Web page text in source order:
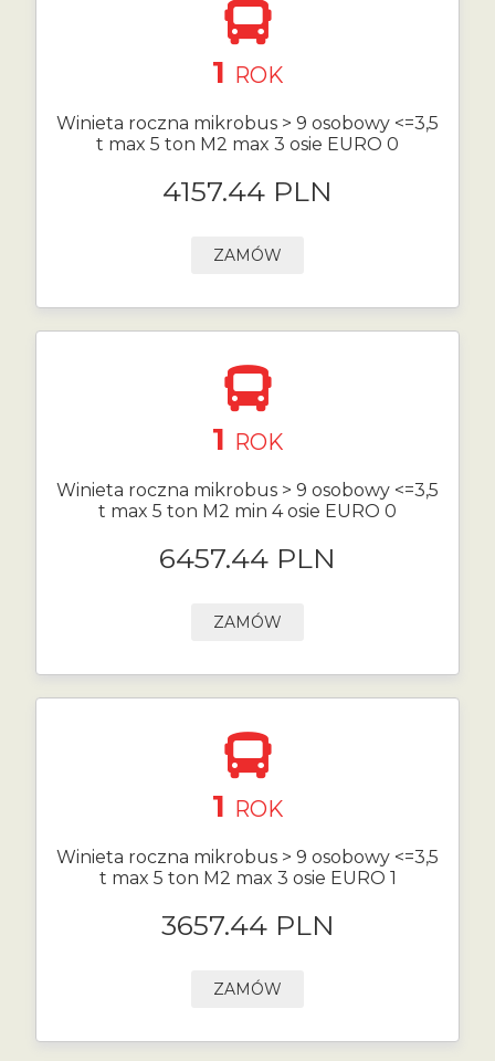
1 ROK
Winieta roczna mikrobus > 9 osobowy <=3,5
t max 5 ton M2 max 3 osie EURO 0
4157.44 PLN
ZAMÓW
1 ROK
Winieta roczna mikrobus > 9 osobowy <=3,5
t max 5 ton M2 min 4 osie EURO 0
6457.44 PLN
ZAMÓW
1 ROK
Winieta roczna mikrobus > 9 osobowy <=3,5
t max 5 ton M2 max 3 osie EURO 1
3657.44 PLN
ZAMÓW